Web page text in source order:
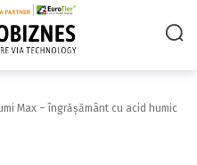
Max – îngrășământ cu acid humic